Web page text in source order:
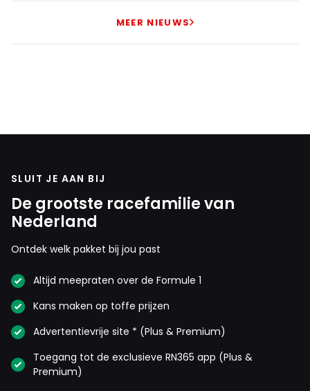
MEER NIEUWS
SLUIT JE AAN BIJ
De grootste racefamilie van
Nederland
Ontdek welk pakket bij jou past
Altijd meepraten over de Formule 1
Kans maken op toffe prijzen
Advertentievrije site * (Plus & Premium)
Toegang tot de exclusieve RN365 app (Plus &
Premium)